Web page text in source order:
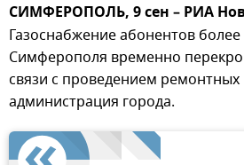
СИМФЕРОПОЛЬ, 9 сен – РИА
Газоснабжение абонентов
Симферополя временно
связи с проведением
администрация города.